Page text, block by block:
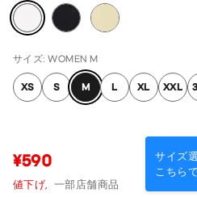
サイズ: WOMEN M
XS S M L XL XXL
サイズ
こちら
¥590
値下げ, 一部店舗商品